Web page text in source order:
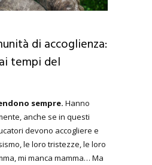
di accoglienza:
tempi del
sempre. Hanno
anche se in questi
devono accogliere e
le loro tristezze, le loro
mi manca mamma… Ma